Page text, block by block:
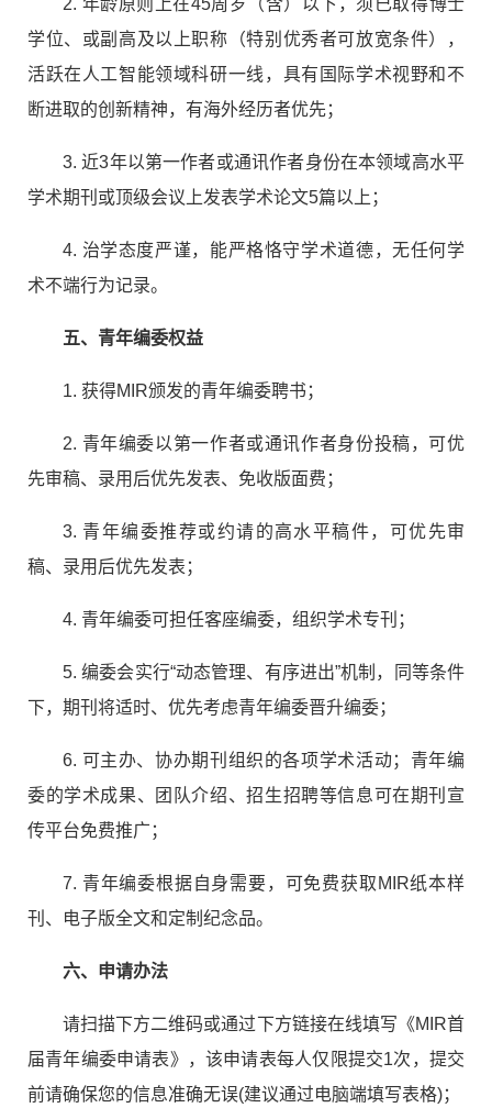
2. 年龄原则上在45周岁 （ 含） 以下，须已取得博士
学位、或副高及以上职称 （特别优秀者可放宽条件）
，
活跃在人工智能领域科研一线，具有国际学术视野和不
断进取的创新精神，有海外经历者优先；
3.近3年以第一作者或通讯作者身份在本领域高水平
学术期刊或顶级会议上发表学术论文5篇以上；
4. 治学态度严谨，能严格恪守学术道德，无任何学
术不端行为记录。
五、青年编委权益
1. 获得MIR颁发的青年编委聘书；
2. 青年编委以第一作者或通讯作者身份投稿，可优
先审稿、录用后优先发表、免收版面费；
3. 青年编委推荐或约请的高水平稿件，可优先审
稿、录用后优先发表；
4. 青年编委可担任客座编委，组织学术专刊；
5.编委会实行“动态管理、有序进出”机制，同等条件
下，期刊将适时、优先考虑青年编委晋升编委；
6. 可主办、协办期刊组织的各项学术活动；青年编
委的学术成果、团队介绍、招生招聘等信息可在期刊宣
传平台免费推广；
7. 青年编委根据自身需要，可免费获取 MIR纸本样
刊、电子版全文和定制纪念品。
六、申请办法
请扫描下方二维码或通过下方链接在线填写《MIR首
届青年编委申请表》，该申请表每人仅限提交1次，提交
前请确保您的信息准确无误(建议通过电脑端填写表格)；